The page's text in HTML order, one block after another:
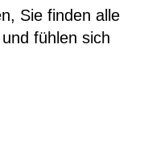
Sie finden alle
fühlen sich